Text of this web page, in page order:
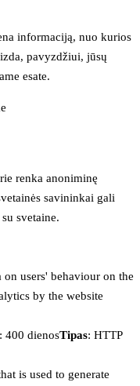
informaciją, nuo kurios
pavyzdžiui, jūsų
esate.
renka anoniminę
savininkai gali
svetaine.
on users' behaviour on the
by the website
: 400 dienosTipas: HTTP
is used to generate